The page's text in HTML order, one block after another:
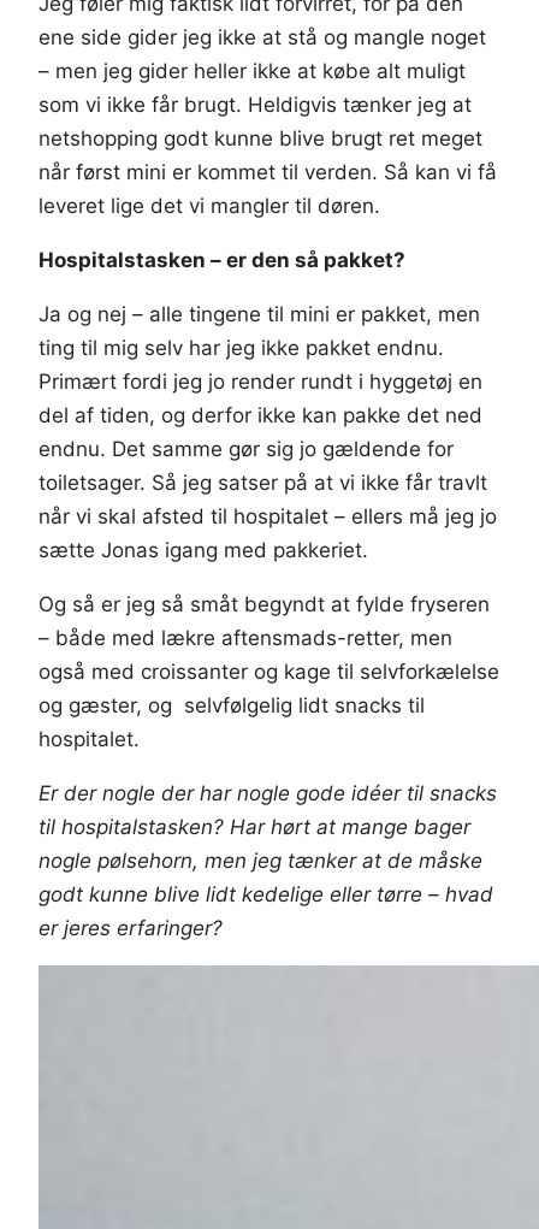
ene side gider jeg ikke at stå og mangle noget
– men jeg gider heller ikke at købe alt muligt
som vi ikke får brugt. Heldigvis tænker jeg at
netshopping godt kunne blive brugt ret meget
når først mini er kommet til verden. Så kan vi få
leveret lige det vi mangler til døren.
Hospitalstasken – er den så pakket?
Ja og nej – alle tingene til mini er pakket, men
ting til mig selv har jeg ikke pakket endnu.
Primært fordi jeg jo render rundt i hyggetøj en
del af tiden, og derfor ikke kan pakke det ned
endnu. Det samme gør sig jo gældende for
toiletsager. Så jeg satser på at vi ikke får travlt
når vi skal afsted til hospitalet – ellers må jeg jo
sætte Jonas igang med pakkeriet.
Og så er jeg så småt begyndt at fylde fryseren
– både med lækre aftensmads-retter, men
også med croissanter og kage til selvforkælelse
og gæster, og selvfølgelig lidt snacks til
hospitalet.
Er der nogle der har nogle gode idéer til snacks
til hospitalstasken? Har hørt at mange bager
nogle pølsehorn, men jeg tænker at de måske
godt kunne blive lidt kedelige eller tørre – hvad
er jeres erfaringer?